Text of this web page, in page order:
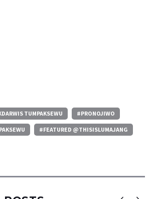
TUMPAKSEWU #PRONOJIWO
#FEATURED @THISISLUMAJANG